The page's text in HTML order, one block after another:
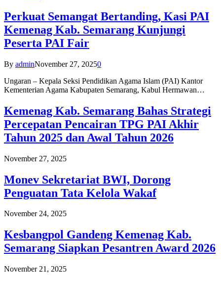
Perkuat Semangat Bertanding, Kasi PAI
Kemenag Kab. Semarang Kunjungi
Peserta PAI Fair
By adminNovember 27, 20250
Ungaran – Kepala Seksi Pendidikan Agama Islam (PAI) Kantor
Kementerian Agama Kabupaten Semarang, Kabul Hermawan…
Kemenag Kab. Semarang Bahas Strategi
Percepatan Pencairan TPG PAI Akhir
Tahun 2025 dan Awal Tahun 2026
November 27, 2025
Monev Sekretariat BWI, Dorong
Penguatan Tata Kelola Wakaf
November 24, 2025
Kesbangpol Gandeng Kemenag Kab.
Semarang Siapkan Pesantren Award 2026
November 21, 2025